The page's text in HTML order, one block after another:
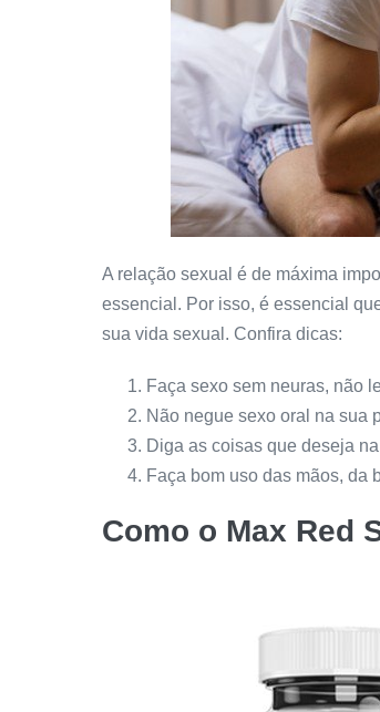
A relação sexual é de máxima
essencial. Por isso, é essencial
sua vida sexual. Confira dicas:
Faça sexo sem neuras, não
Não negue sexo oral na sua
Diga as coisas que deseja
Faça bom uso das mãos, da
Como o Max Red